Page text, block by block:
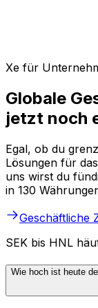
Xe für
Globale
jetzt noch
Egal, ob du
Lösungen für
uns wirst du
in 130
Geschäftliche
SEK bis HNL
Wie hoch ist heute